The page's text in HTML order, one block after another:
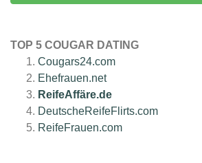
TOP 5 COUGAR DATING
Cougars24.com
Ehefrauen.net
ReifeAffäre.de
DeutscheReifeFlirts.com
ReifeFrauen.com